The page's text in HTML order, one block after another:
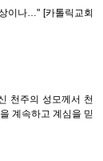
이나…" [카톨릭교회
천주의 성모께서 천
계속하고 계심을 믿